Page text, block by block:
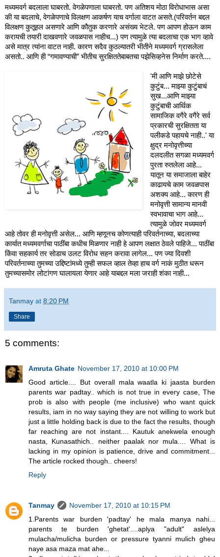
मध्यमवर्ग बदलाला घाबरतो. वेगळेपणाला घाबरतो. पण अतिशय मोठा विरोधाभास असा
की या बदलाचे, वेगळेपणाचे विलक्षण आकर्षण याच वर्गाला वाटत असते.(परिवर्तन बद्दल
विलक्षण कुतूहल असणारे आणि कौतुक करणारे असंख्य भेटले. पण आपण होऊन काम
करायची तयारी दाखवणारे जवळपास नाहीच...) पण त्यामुळे त्या बदलाचा एक भाग व्हावे
असे मात्र त्यांना वाटत नाही. कारण सदैव कुठल्यातरी भीतीने मध्यमवर्ग ग्रासलेला
असतो.. आणि ही “गमावण्याची” भीतीच सुरक्षिततेबाबतचा पझेसिव्हनेस निर्माण करते....
'मी आणि माझे छोटेसे
कुटुंब... माझ्या कुटुंबाचं
सुख...आणि माझ्या
कुटुंबाची आर्थिक
सामाजिक वगैरे वगैरे सर्व
प्रकारची सुरक्षितता या
पलीकडे पहायचे नाही..' या
क्षुद्र मनोवृत्तीच्या
दलदलीत सगळा मध्यमवर्ग
पुरता रुतलेला आहे...
यातून या समाजाला बाहेर
काढायचे काम जवळपास
अशक्य आहे... कारण ही
मनोवृत्ती सामान्य मानवी
स्वभावाचा भाग आहे...
त्यामुळे जोवर मध्यमवर्ग
आहे तोवर ही मनोवृत्ती असेल... आणि म्हणूनच कोणत्याही परिवर्तनाच्या, बदलाच्या
कार्यात मध्यमवर्गाचा पाठींबा कधीच मिळणार नाही हे आपण लक्षात ठेवले पाहिजे... पाठींबा
किंवा सहकार्य तर सोडाच उलट विरोध सहन करावा लागेल... पण ज्या दिवशी
परिवर्तनाच्या तुमच्या उद्दिष्टांमध्ये तुम्ही सफल व्हाल तेव्हा हाच वर्ग नाकं मुठीत धरून
तुमच्यासमोर लोटांगण घालायला येणार आहे याबद्दल मला जराही शंका नाही...
Tanmay at 8:20 PM
Share
5 comments:
Amruta Ghate November 17, 2010 at 10:00 PM
Good article.... But overall mala waatla ki jaasta burden
parents war padtay.. which is not true in every case, The
prob is also with people (me inclusive) who want quick
results, iam in no way saying they are not willing to work but
just a little holding back is due to the fact the results, though
far reaching are not instant.... Kautuk anekwela enough
nasta, Kunasathich.. neither paalak nor mula.... What is
lacking in my opinion is patience, drive and commitment...
The article rocked though.. cheers!
Reply
Tanmay
November 17, 2010 at 10:15 PM
1.Parents war burden 'padtay' he mala manya nahi...
parents te burden 'ghetat'....aplya "adult" aslelya
mulacha/mulicha burden or pressure tyanni mulich gheu
naye asa maza mat ahe...